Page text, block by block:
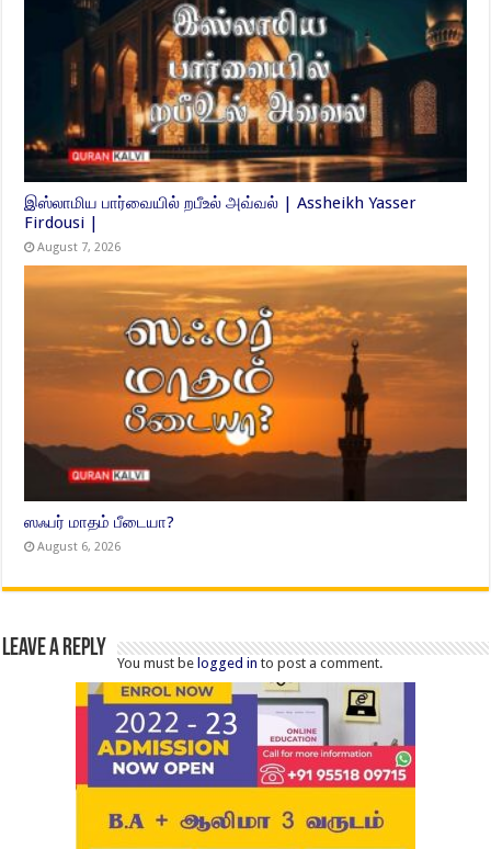
இஸ்லாமிய பார்வையில் றபீஉல் அவ்வல் | Assheikh Yasser
Firdousi |
August 7, 2026
ஸஃபர் மாதம் பீடையா?
August 6, 2026
Leave a Reply
You must belogged in to post a comment.